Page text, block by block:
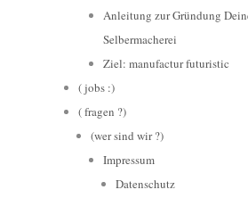
Anleitung zur Gründung
Selbermacherei
Ziel: manufactur futuristic
( jobs :)
( fragen ?)
(wer sind wir ?)
Impressum
Datenschutz